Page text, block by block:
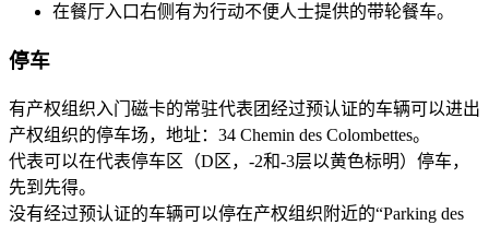
在餐厅入口右侧有为行动不便人士提供的带轮餐车。
停车
有产权组织入门磁卡的常驻代表团经过预认证的车辆可以进出
产权组织的停车场，地址：34 Chemin des Colombettes。
代表可以在代表停车区（D区，-2和-3层以黄色标明）停车，
先到先得。
没有经过预认证的车辆可以停在产权组织附近的“Parking des